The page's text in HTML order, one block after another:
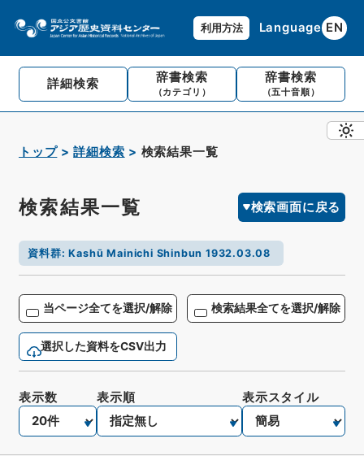
利用方法 Language EN
詳細検索 辞書検索
（カテゴリ）
辞書検索
（五十音順）
トップ 詳細検索 検索結果一覧
検索結果一覧 検索画面に戻る
資料群:Kashū Mainichi Shinbun 1932.03.08
当ページ全てを選択/解除 検索結果全てを選択/解除
選択した資料をCSV出力
表示数 表示順 表示スタイル